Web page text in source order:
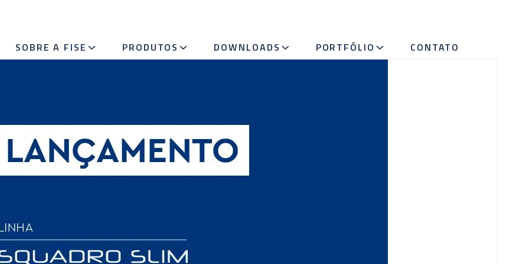
SOBRE A FISE PRODUTOS DOWNLOADS PORTFÓLIO CONTATO